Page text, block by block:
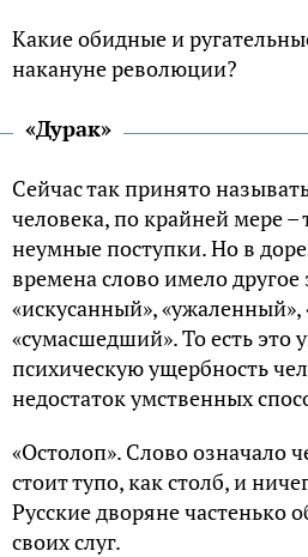
Какие обидные и
накануне революции?
«Дурак»
Сейчас так принято
человека, по крайней мере –
неумные поступки. Но в
времена слово имело
«искусанный», «ужаленный»,
«сумасшедший». То есть это
психическую ущербность
недостаток умственных
«Остолоп». Слово означало
стоит тупо, как столб, и
Русские дворяне частенько
своих слуг.